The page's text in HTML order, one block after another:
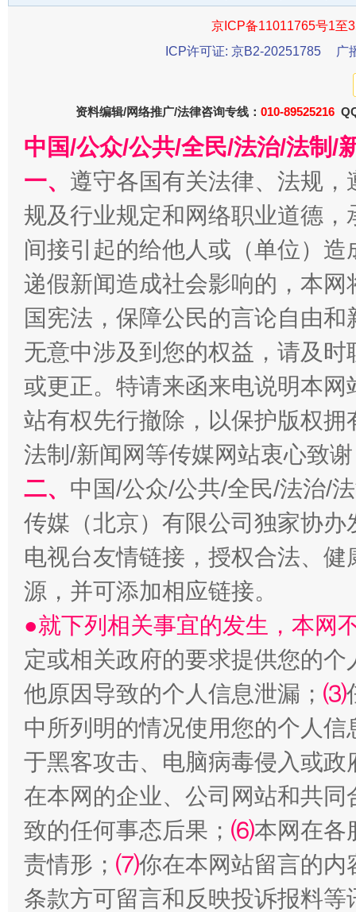
千年窑火 生生不息 一
揭开“小金库”的免责幌子
受贿1.44亿！段成刚被判无期 从幼
京ICP备11011765号1至
ICP许可证: 京B2-20251785
广
资料编辑/网络推广/法律咨询专线： 010-89525216
中国/公众/公共/全民/法治/法制/
一、 遵守各国有关法律、法规
规及行业规定和网络职业道德
间接引起的给他人或（单位）
递假新闻造成社会影响的，本
国宪法，保障公民的言论自由
无意中涉及到您的权益，请及
或更正。特请来函来电说明本
站有权先行撤除，以保护版权
法制/新闻网等传媒网站衷心致
二、 中国/公众/公共/全民/法治/
传媒（北京）有限公司独家协
电视台友情链接，授权合法、
源，并可添加相应链接。
●就下列相关事宜的发生，本网
定或相关政府的要求提供您的个
他原因导致的个人信息泄漏； ⑶
中所列明的情况使用您的个人
于黑客攻击、电脑病毒侵入或
在本网的企业、公司网站和共
致的任何事态后果； ⑹本网在各
责情形； ⑺你在本网站留言的内
条款方可留言和反映投诉报料